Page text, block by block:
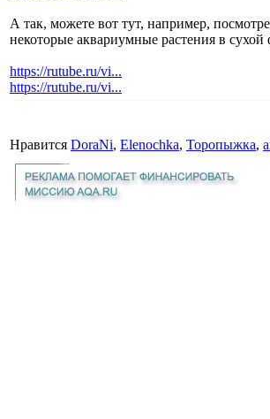
А так, можете вот тут, например,
некоторые аквариумные растения в сухой
https://rutube.ru/vi...
https://rutube.ru/vi...
Нравится DoraNi, Elenochka, Торопыжка,